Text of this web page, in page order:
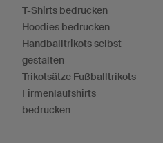
T-Shirts bedrucken
Hoodies bedrucken
Handballtrikots selbst
gestalten
Trikotsätze Fußballtrikots
Firmenlaufshirts
bedrucken